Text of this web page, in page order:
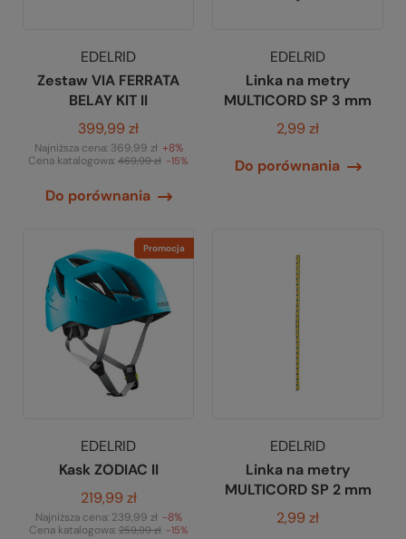
EDELRID
Zestaw VIA FERRATA
BELAY KIT II
399,99 zł
Najniższa cena: 369,99 zł +8%
Cena katalogowa: 469,99 zł -15%
Do porównania
EDELRID
Linka na metry
MULTICORD SP 3 mm
2,99 zł
Do porównania
Promocja
EDELRID
Kask ZODIAC II
219,99 zł
Najniższa cena: 239,99 zł -8%
Cena katalogowa:259,99 zł -15%
EDELRID
Linka na metry
MULTICORD SP 2 mm
2,99 zł